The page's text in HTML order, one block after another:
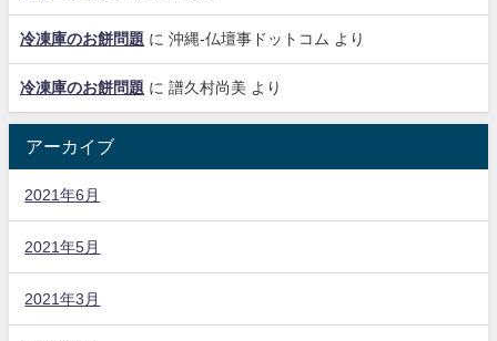
冷凍庫のお餅問題 に 沖縄-仏壇事ドットコム より
冷凍庫のお餅問題 に 譜久村尚美 より
アーカイブ
2021年6月
2021年5月
2021年3月